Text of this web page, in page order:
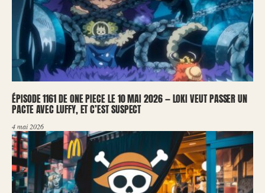
ÉPISODE 1161 DE ONE PIECE LE 10 MAI 2026 — LOKI VEUT PASSER UN
PACTE AVEC LUFFY, ET C’EST SUSPECT
4 mai 2026